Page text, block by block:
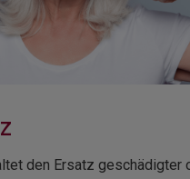
den Ersatz geschädigter